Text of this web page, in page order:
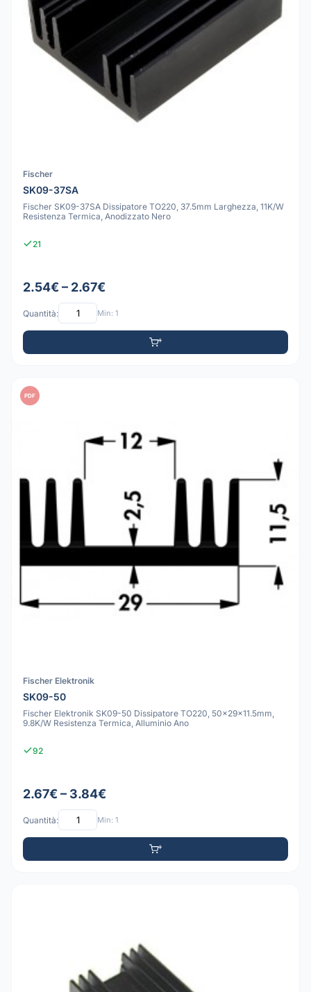
Fischer
SK09-37SA
Fischer SK09-37SA Dissipatore TO220, 37.5mm Larghezza, 11K/W
Resistenza Termica, Anodizzato Nero
21
2.54€ – 2.67€
Quantità: Min: 1
PDF
Fischer Elektronik
SK09-50
Fischer Elektronik SK09-50 Dissipatore TO220, 50x29x11.5mm,
9.8K/W Resistenza Termica, Alluminio Ano
92
2.67€ – 3.84€
Quantità: Min: 1